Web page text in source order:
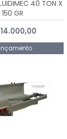
40 TON X
150 GR